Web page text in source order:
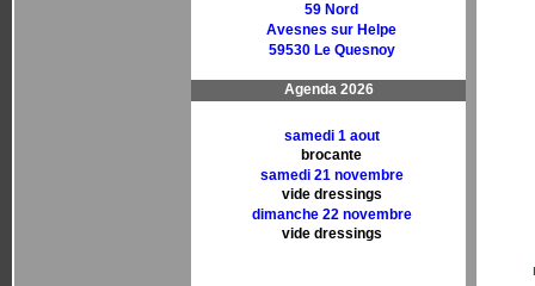
59 Nord
Avesnes sur Helpe
59530 Le Quesnoy
Agenda 2026
samedi 1 aout
brocante
samedi 21 novembre
vide dressings
dimanche 22 novembre
vide dressings